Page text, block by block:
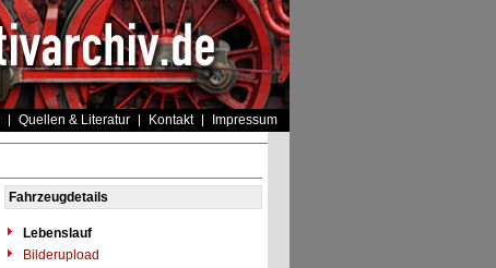
Quellen & Literatur Kontakt Impressum
Fahrzeugdetails
Lebenslauf
Bilderupload